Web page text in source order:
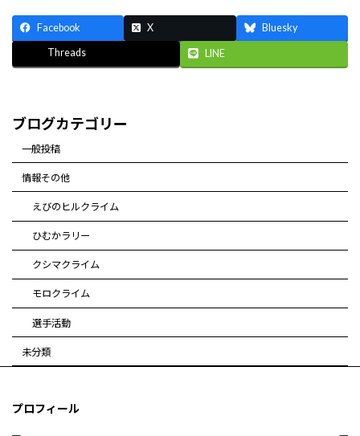
Facebook X Bluesky
Threads LINE
ブログカテゴリー
一般投稿
情報その他
えびのヒルクライム
ひむかラリー
クシマクライム
モロクライム
選手活動
未分類
プロフィール